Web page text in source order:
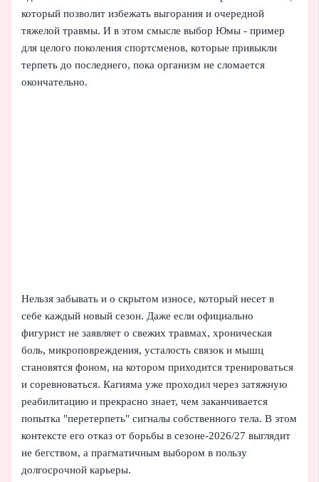
который позволит избежать выгорания и очередной
тяжелой травмы. И в этом смысле выбор Юмы - пример
для целого поколения спортсменов, которые привыкли
терпеть до последнего, пока организм не сломается
окончательно.
Нельзя забывать и о скрытом износе, который несет в
себе каждый новый сезон. Даже если официально
фигурист не заявляет о свежих травмах, хроническая
боль, микроповреждения, усталость связок и мышц
становятся фоном, на котором приходится тренироваться
и соревноваться. Кагияма уже проходил через затяжную
реабилитацию и прекрасно знает, чем заканчивается
попытка "перетерпеть" сигналы собственного тела. В этом
контексте его отказ от борьбы в сезоне‑2026/27 выглядит
не бегством, а прагматичным выбором в пользу
долгосрочной карьеры.